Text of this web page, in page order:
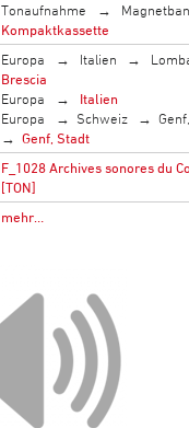
Tonaufnahme
Kompaktkassette
Europa Italien
Brescia
Europa
Italien
Europa
Schweiz
Genf, Stadt
F_1028 Archives sonores du
[TON]
mehr…